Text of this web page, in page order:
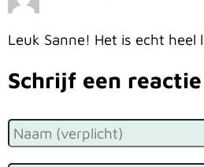
Leuk Sanne! Het is echt
Schrijf een reactie